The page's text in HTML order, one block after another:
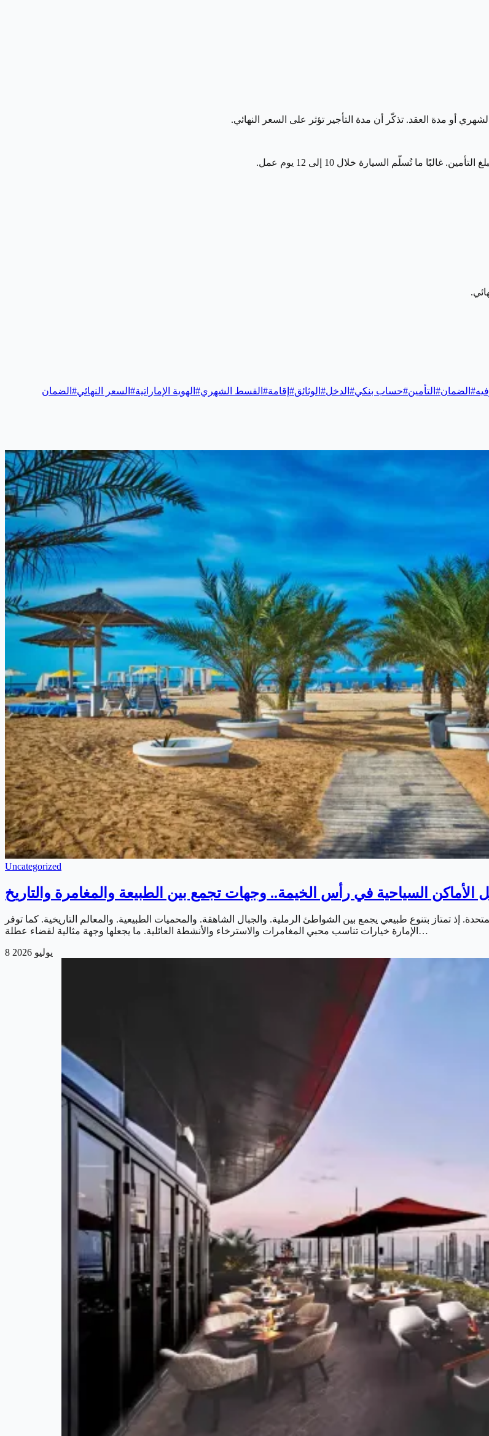
أو مدة العقد. تذكّر أن مدة التأجير تؤثر على السعر النهائي.
ما تُسلّم السيارة خلال 10 إلى 12 يوم عمل.
# الضمان# التأمين#حساب بنكي# الدخل# الوثائق# إقامة# القسط الشهري# الهوية الإماراتية# السعر النهائي# الضمان
Uncategorized
الأماكن السياحية في رأس الخيمة.. وجهات تجمع بين الطبيعة والمغامرة والتاريخ
إذ تمتاز بتنوع طبيعي يجمع بين الشواطئ الرملية. والجبال الشاهقة. والمحميات الطبيعية. والمعالم التاريخية. كما توفر
الإمارة خيارات تناسب محبي المغامرات والاسترخاء والأنشطة العائلية. ما يجعلها وجهة مثالية لقضاء عطلة…
8 يوليو 2026